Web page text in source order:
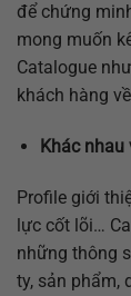
để chứng
mong muốn
Catalogue
khách hàng
Khác
Profile giới
lực cốt lõi…
những thông
ty, sản phẩm,